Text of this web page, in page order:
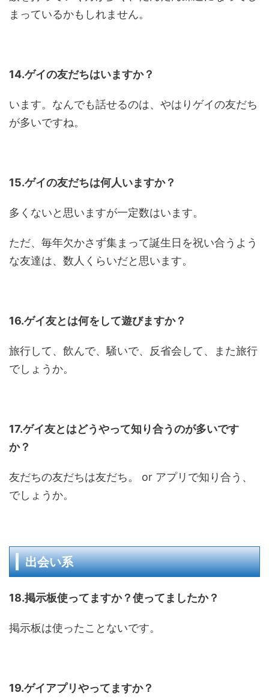
まっているかもしれません。
14.ゲイの友だちはいますか？
います。なんでも話せるのは、やはりゲイの友だち
が多いですね。
15.ゲイの友だちは何人いますか？
多くないと思いますが一定数はいます。
ただ、毎年欠かさず集まって誕生日を祝い合うよう
な友達は、数人くらいだと思います。
16.ゲイ友とは何をして遊びますか？
旅行して、飲んで、騒いで、反省会して、また旅行
でしょうか。
17.ゲイ友とはどうやって知り合うのが多いです
か？
友だちの友だちは友だち。 or アプリで知り合う、
でしょうか。
出会い系
18.掲示板使ってますか？使ってましたか？
掲示板は使ったことないです。
19.ゲイアプリやってますか？